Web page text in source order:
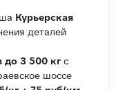
Курьерская
деталей
до 3 500 кг с
шоссе